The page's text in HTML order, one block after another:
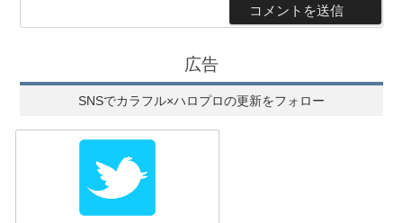
広告
SNSでカラフル×ハロプロの更新をフォロー